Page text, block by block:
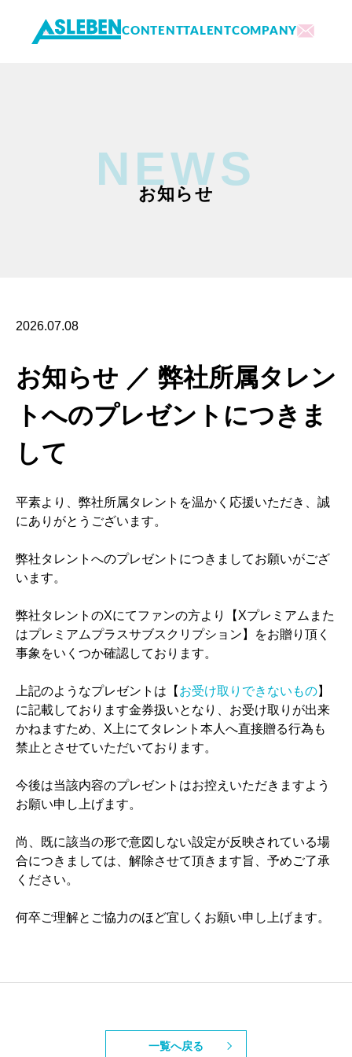
CONTENTTALENTCOMPANY
NEWS
お知らせ
2026.07.08
お知らせ ／ 弊社所属タレン
トへのプレゼントにつきま
して
平素より、弊社所属タレントを温かく応援いただき、誠
にありがとうございます。
弊社タレントへのプレゼントにつきましてお願いがござ
います。
弊社タレントのXにてファンの方より【Xプレミアムまた
はプレミアムプラスサブスクリプション】をお贈り頂く
事象をいくつか確認しております。
上記のようなプレゼントは【 お受け取りできないもの】
に記載しております金券扱いとなり、お受け取りが出来
かねますため、X上にてタレント本人へ直接贈る行為も
禁止とさせていただいております。
今後は当該内容のプレゼントはお控えいただきますよう
お願い申し上げます。
尚、既に該当の形で意図しない設定が反映されている場
合につきましては、解除させて頂きます旨、予めご了承
ください。
何卒ご理解とご協力のほど宜しくお願い申し上げます。
一覧へ戻る